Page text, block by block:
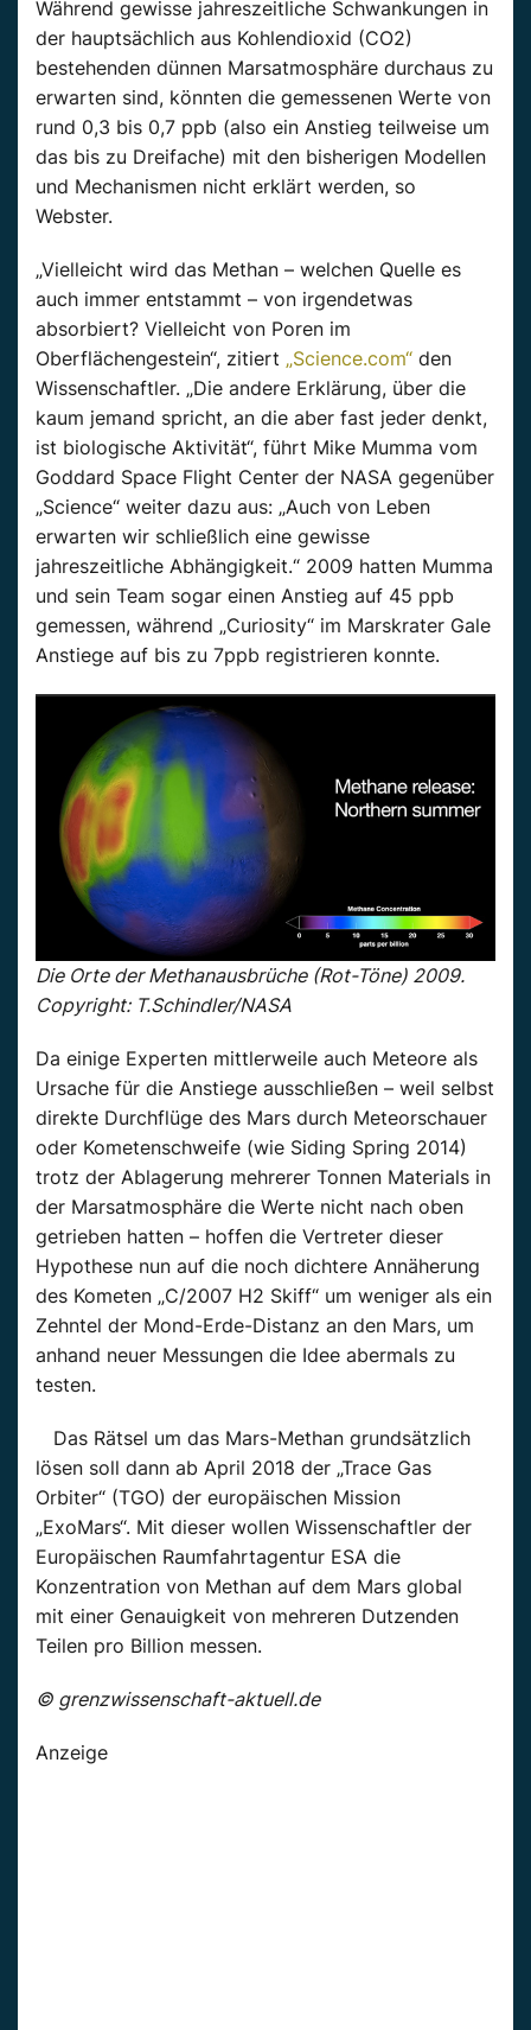
Während gewisse jahreszeitliche Schwankungen in
der hauptsächlich aus Kohlendioxid (CO2)
bestehenden dünnen Marsatmosphäre durchaus zu
erwarten sind, könnten die gemessenen Werte von
rund 0,3 bis 0,7 ppb (also ein Anstieg teilweise um
das bis zu Dreifache) mit den bisherigen Modellen
und Mechanismen nicht erklärt werden, so
Webster.
„Vielleicht wird das Methan – welchen Quelle es
auch immer entstammt – von irgendetwas
absorbiert? Vielleicht von Poren im
Oberflächengestein“, zitiert „Science.com“ den
Wissenschaftler. „Die andere Erklärung, über die
kaum jemand spricht, an die aber fast jeder denkt,
ist biologische Aktivität“, führt Mike Mumma vom
Goddard Space Flight Center der NASA gegenüber
„Science“ weiter dazu aus: „Auch von Leben
erwarten wir schließlich eine gewisse
jahreszeitliche Abhängigkeit.“ 2009 hatten Mumma
und sein Team sogar einen Anstieg auf 45 ppb
gemessen, während „Curiosity“ im Marskrater Gale
Anstiege auf bis zu 7ppb registrieren konnte.
Die Orte der Methanausbrüche (Rot-Töne) 2009.
Copyright: T.Schindler/NASA
Da einige Experten mittlerweile auch Meteore als
Ursache für die Anstiege ausschließen – weil selbst
direkte Durchflüge des Mars durch Meteorschauer
oder Kometenschweife (wie Siding Spring 2014)
trotz der Ablagerung mehrerer Tonnen Materials in
der Marsatmosphäre die Werte nicht nach oben
getrieben hatten – hoffen die Vertreter dieser
Hypothese nun auf die noch dichtere Annäherung
des Kometen „C/2007 H2 Skiff“ um weniger als ein
Zehntel der Mond-Erde-Distanz an den Mars, um
anhand neuer Messungen die Idee abermals zu
testen.
Das Rätsel um das Mars-Methan grundsätzlich
lösen soll dann ab April 2018 der „Trace Gas
Orbiter“ (TGO) der europäischen Mission
„ExoMars“. Mit dieser wollen Wissenschaftler der
Europäischen Raumfahrtagentur ESA die
Konzentration von Methan auf dem Mars global
mit einer Genauigkeit von mehreren Dutzenden
Teilen pro Billion messen.
© grenzwissenschaft-aktuell.de
Anzeige